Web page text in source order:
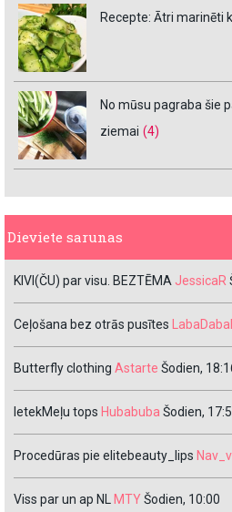
Recepte: Ātri marinēti
No mūsu pagraba šie
ziemai (4)
Dieviete sarunas
KIVI(ČU) par visu. BEZTĒMA JessicaR
Ceļošana bez otrās pusītes
Butterfly clothing Astarte Šodien,
IetekMeļu tops Hubabuba Šodien,
Procedūras pie elitebeauty_lips
Viss par un ap NL MTYŠodien, 10:00